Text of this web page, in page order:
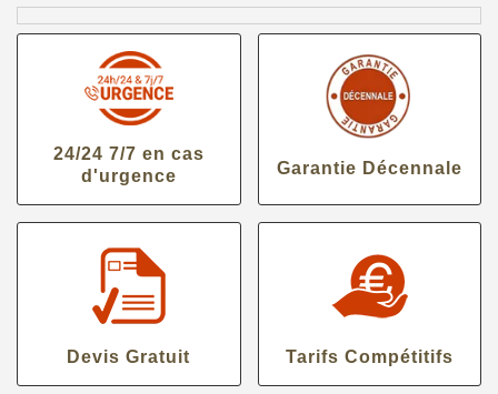
24/24 7/7 en cas
d'urgence
Garantie Décennale
Devis Gratuit Tarifs Compétitifs